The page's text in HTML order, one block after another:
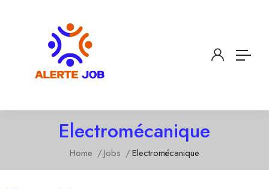
Electromécanique
Home Jobs Electromécanique